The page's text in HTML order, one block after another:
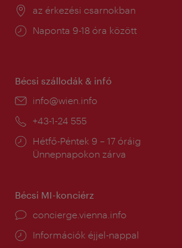
Helyszín:
az érkezési csarnokban
Nyitva
Naponta 9-18 óra között
Bécsi szállodák & infó
E-
info@wien.info
Telefon:
+43-1-24 555
Nyitva
tartás:
Hétfő-Péntek 9 – 17 óráig
Ünnepnapokon zárva
Bécsi MI-konciérz
concierge.vienna.info
Információk éjjel-nappal